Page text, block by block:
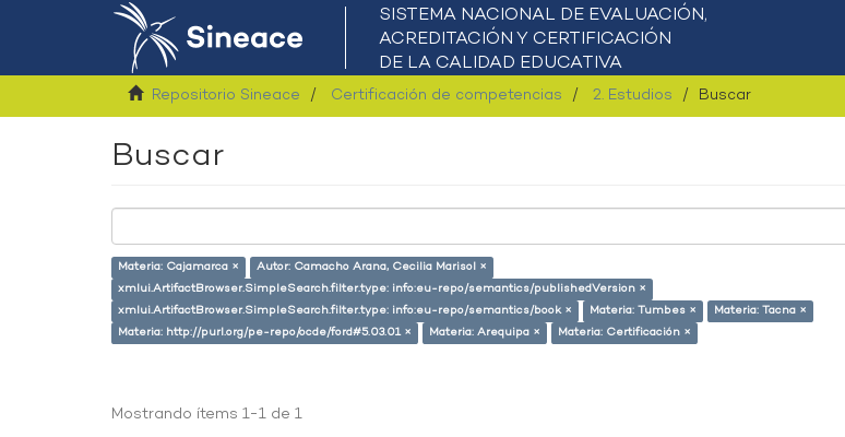
Repositorio Sineace Certificación de competencias 2. Estudios Buscar
Buscar
Materia: Cajamarca ×
Autor: Camacho Arana, Cecilia Marisol ×
xmlui.ArtifactBrowser.SimpleSearch.filter.type: info:eu-repo/semantics/publishedVersion ×
xmlui.ArtifactBrowser.SimpleSearch.filter.type: info:eu-repo/semantics/book ×
Materia: Tumbes ×
Materia: Tacna ×
Materia: http://purl.org/pe-repo/ocde/ford#5.03.01 ×
Materia: Arequipa × Materia: Certificación ×
Mostrando ítems 1-1 de 1